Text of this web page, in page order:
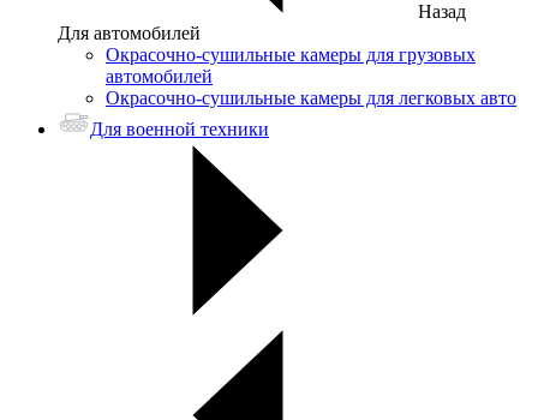
Назад
Для автомобилей
Окрасочно-сушильные камеры для грузовых
автомобилей
Окрасочно-сушильные камеры для легковых авто
Для военной техники